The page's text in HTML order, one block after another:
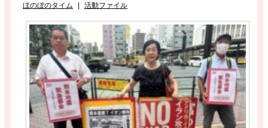
ほのぼのタイム | 活動ファイル